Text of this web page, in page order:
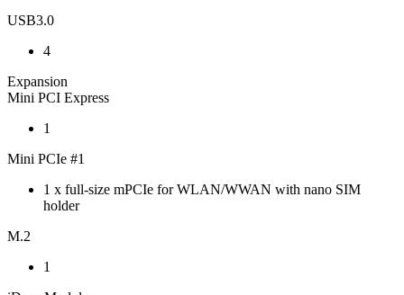
USB3.0
4
Expansion
Mini PCI Express
1
Mini PCIe #1
1 x full-size mPCIe for WLAN/WWAN with nano SIM
holder
M.2
1